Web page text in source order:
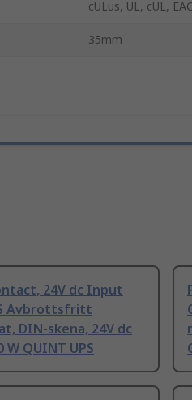
cULus, UL, cUL, EAC
35mm
24V dc Input
Avbrottsfritt
DIN-skena, 24V dc
QUINT UPS